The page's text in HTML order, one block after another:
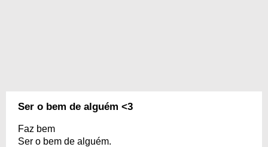
Ser o bem de alguém <3
Faz bem
Ser o bem de alguém.